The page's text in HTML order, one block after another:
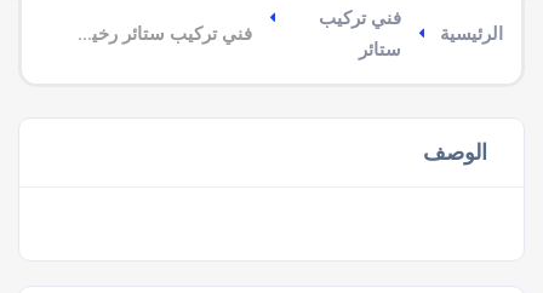
الرئيسية
فني تركيب
ستائر
فني تركيب ستائر رخيص ببيش
الوصف